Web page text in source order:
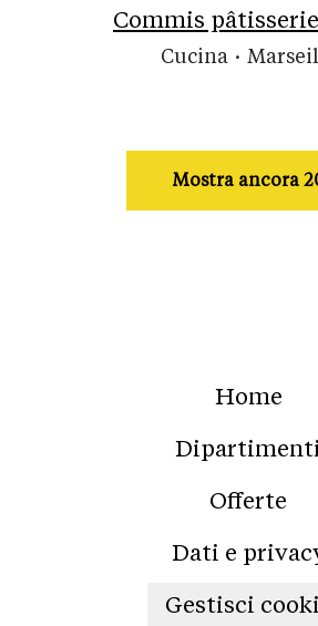
Commis
Cucina ·
Mostra ancora
Home
Offerte
Dati e
Gestisci